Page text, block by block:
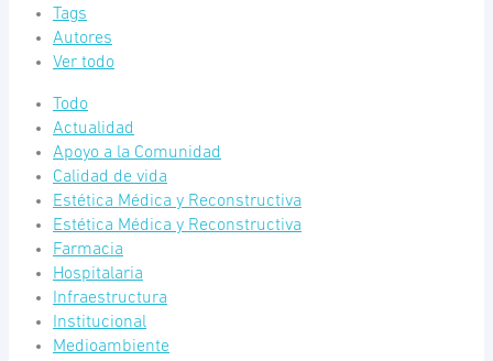
Tags
Autores
Ver todo
Todo
Actualidad
Apoyo a la Comunidad
Calidad de vida
Estética Médica y Reconstructiva
Estética Médica y Reconstructiva
Farmacia
Hospitalaria
Infraestructura
Institucional
Medioambiente